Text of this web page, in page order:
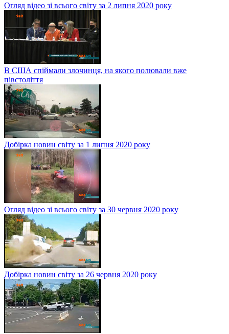
Огляд відео зі всього світу за 2 липня 2020 року
В США спіймали злочинця, на якого полювали вже
півстоліття
Добірка новин світу за 1 липня 2020 року
Огляд відео зі всього світу за 30 червня 2020 року
Добірка новин світу за 26 червня 2020 року